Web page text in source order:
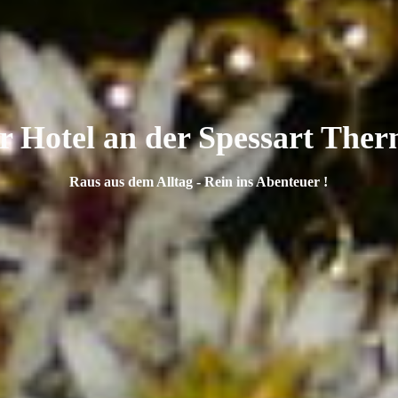
Hotel an der Spessart
Raus aus dem Alltag - Rein ins Abenteuer !